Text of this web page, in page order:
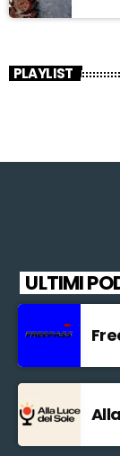
PLAYLIST
ULTIMI